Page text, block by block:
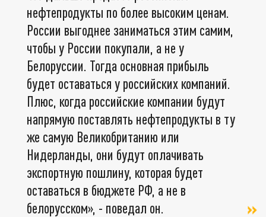
нефтепродукты по более высоким ценам.
России выгоднее заниматься этим самим,
чтобы у России покупали, а не у
Белоруссии. Тогда основная прибыль
будет оставаться у российских компаний.
Плюс, когда российские компании будут
напрямую поставлять нефтепродукты в ту
же самую Великобританию или
Нидерланды, они будут оплачивать
экспортную пошлину, которая будет
оставаться в бюджете РФ, а не в
белорусском», - поведал он.